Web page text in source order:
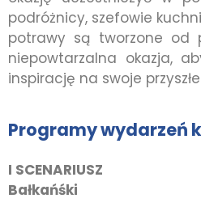
podróżnicy, szefowie
potrawy są tworzone od
niepowtarzalna okazja,
inspirację na swoje
Programy wydarzeń
I SCENARIUSZ
Bałkańśki